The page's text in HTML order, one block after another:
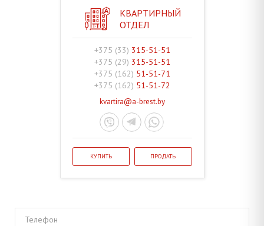
КВАРТИРНЫЙ
ОТДЕЛ
+375 (33) 315-51-51
+375 (29) 315-51-51
+375 (162) 51-51-71
+375 (162) 51-51-72
kvartira@a-brest.by
КУПИТЬ ПРОДАТЬ
Телефон